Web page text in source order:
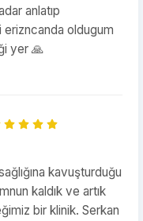
anlatıp
erizncanda oldugum
yer 🙏
kavuşturduğu
kaldık ve artık
bir klinik. Serkan